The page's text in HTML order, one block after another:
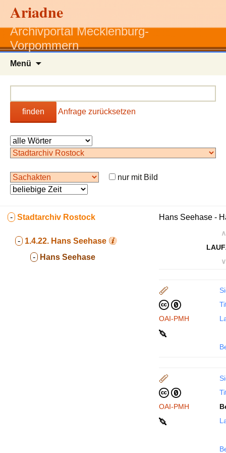
Ariadne
Archivportal Mecklenburg-
Vorpommern
Menü
finden Anfrage zurücksetzen
nur mit Bild
- Stadtarchiv Rostock
- 1.4.22. Hans Seehase
- Hans Seehase
Hans Seehase -
∧
∨
OAI-PMH
OAI-PMH